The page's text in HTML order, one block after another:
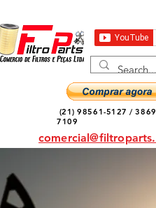
(21) 98561-5127 /
7109